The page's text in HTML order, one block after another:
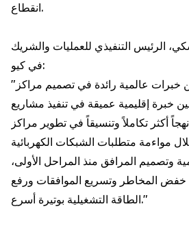
انقطاع.
الرئيس التنفيذي للعمليات والشريك
في كيو:
"تجمع هذه الشراكة بين خبرات عالمية رائدة في تصميم مراكز
خبرة إقليمية عميقة في تنفيذ مشاريع
نهجاً أكثر تكاملاً وتنسيقاً في تطوير مراكز
مواءمة متطلبات الشبكات الكهربائية
وتصميم المرافق منذ المراحل الأولى،
خفض المخاطر وتسريع الموافقات ورفع
الطاقة التشغيلية بوتيرة أسرع."